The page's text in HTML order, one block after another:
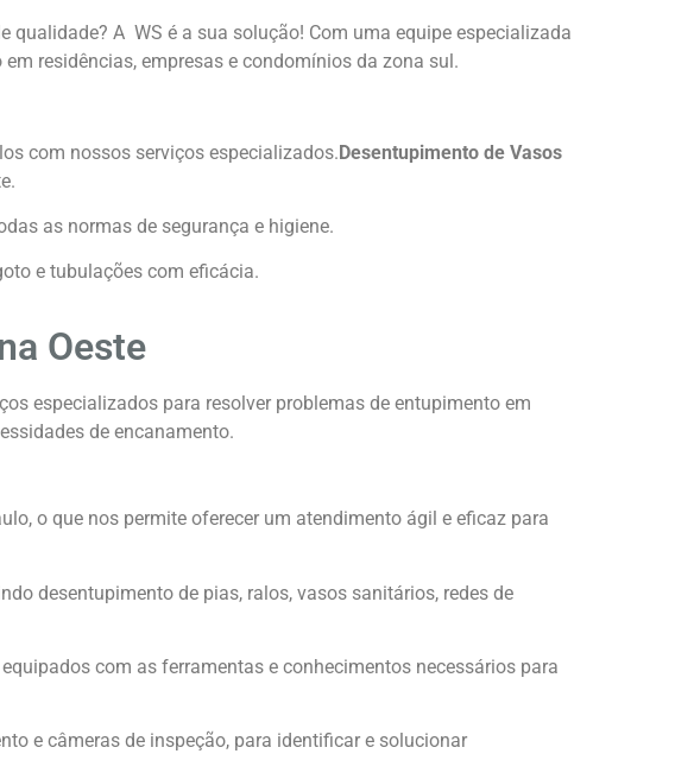
qualidade? A WS é a sua solução! Com uma equipe especializada
residências, empresas e condomínios da zona sul.
com nossos serviços especializados.Desentupimento de Vasos
as normas de segurança e higiene.
e tubulações com eficácia.
Oeste
especializados para resolver problemas de entupimento em
de encanamento.
o que nos permite oferecer um atendimento ágil e eficaz para
desentupimento de pias, ralos, vasos sanitários, redes de
com as ferramentas e conhecimentos necessários para
e câmeras de inspeção, para identificar e solucionar